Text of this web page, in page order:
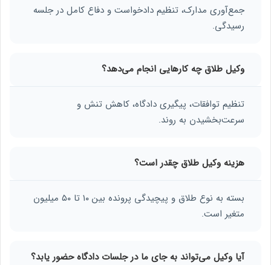
جمع‌آوری مدارک، تنظیم دادخواست و دفاع کامل در جلسه
رسیدگی.
وکیل طلاق چه کارهایی انجام می‌دهد؟
تنظیم توافقات، پیگیری دادگاه، کاهش تنش و
سرعت‌بخشیدن به روند.
هزینه وکیل طلاق چقدر است؟
بسته به نوع طلاق و پیچیدگی پرونده بین ۱۰ تا ۵۰ میلیون
متغیر است.
آیا وکیل می‌تواند به جای ما در جلسات دادگاه حضور یابد؟